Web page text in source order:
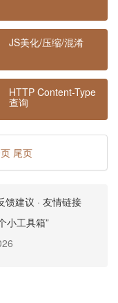
JS美化/压缩/混淆
HTTP Content-Type
查询
尾页
馈建议 · 友情链接
小工具箱”